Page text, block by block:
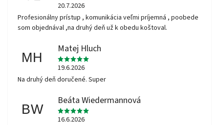
20.7.2026
Profesionálny prístup , komunikácia veľmi príjemná , poobede
som objednával ,na druhý deň už k obedu koštoval.
MH
Matej Hluch
19.6.2026
Na druhý deň doručené. Super
BW
Beáta Wiedermannová
16.6.2026